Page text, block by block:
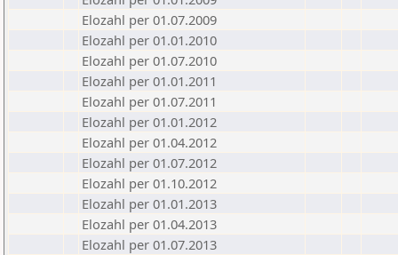
Elozahl per 01.07.2009
Elozahl per 01.01.2010
Elozahl per 01.07.2010
Elozahl per 01.01.2011
Elozahl per 01.07.2011
Elozahl per 01.01.2012
Elozahl per 01.04.2012
Elozahl per 01.07.2012
Elozahl per 01.10.2012
Elozahl per 01.01.2013
Elozahl per 01.04.2013
Elozahl per 01.07.2013